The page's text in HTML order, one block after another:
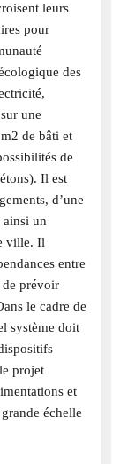
leurs
pour
des
une
de bâti et
de
Il est
d’une
ainsi un
ville. Il
entre
de prévoir
le cadre de
système doit
projet
et
échelle